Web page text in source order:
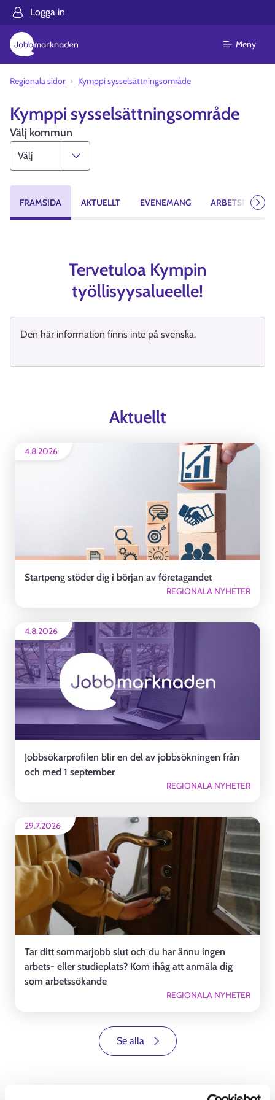
Logga in
Meny
Regionala sidor Kymppi sysselsättningsområde
Kymppi sysselsättningsområde
Välj kommun
FRAMSIDA AKTUELLT EVENEMANG
Tervetuloa Kympin
työllisyysalueelle!
Den här information finns inte på svenska.
Aktuellt
4.8.2026
Startpeng stöder dig i början av företagandet
REGIONALA NYHETER
4.8.2026
Jobbsökarprofilen blir en del av jobbsökningen från
och med 1 september
REGIONALA NYHETER
29.7.2026
Tar ditt sommarjobb slut och du har ännu ingen
arbets- eller studieplats? Kom ihåg att anmäla dig
som arbetssökande
REGIONALA NYHETER
Se alla